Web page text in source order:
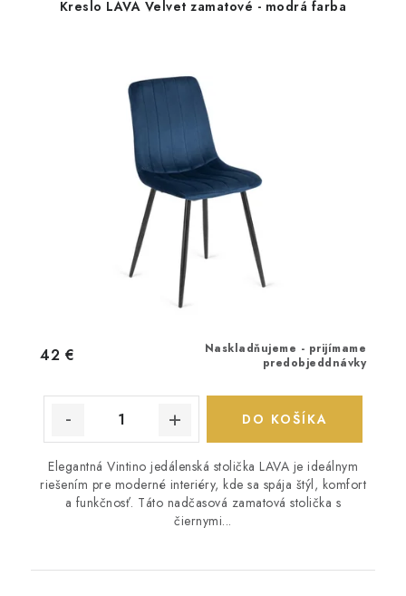
Kreslo LAVA Velvet zamatové - modrá farba
Naskladňujeme - prijímame
predobjeddnávky
42 €
DO KOŠÍKA
Elegantná Vintino jedálenská stolička LAVA je ideálnym
riešením pre moderné interiéry, kde sa spája štýl, komfort
a funkčnosť. Táto nadčasová zamatová stolička s
čiernymi...